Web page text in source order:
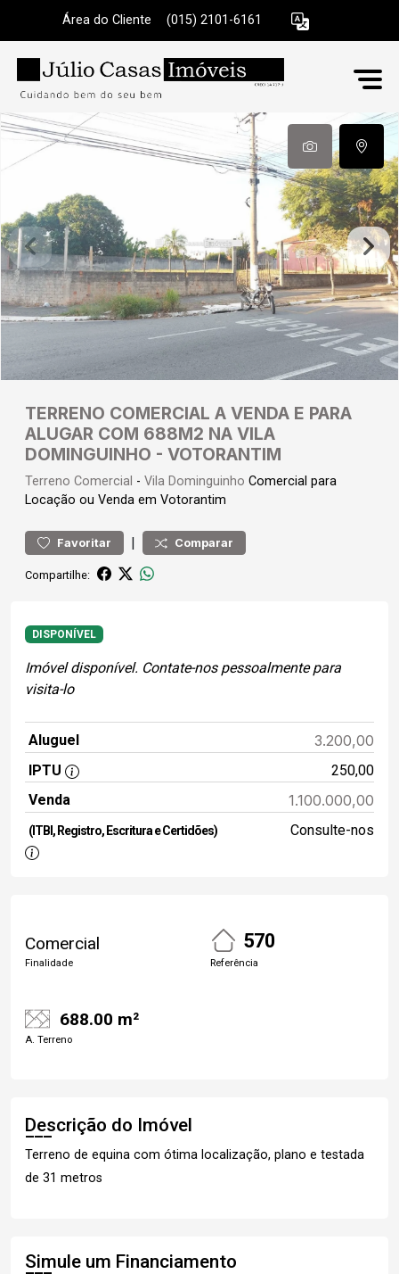
Área do Cliente (015) 2101-6161
TERRENO COMERCIAL A VENDA E PARA
ALUGAR COM 688M2 NA VILA
DOMINGUINHO - VOTORANTIM
Terreno Comercial - Vila Dominguinho Comercial para
Locação ou Venda em Votorantim
Favoritar | Comparar
Compartilhe:
DISPONÍVEL
Imóvel disponível. Contate-nos pessoalmente para
visita-lo
Aluguel 3.200,00
IPTU
250,00
Venda
1.100.000,00
(ITBI, Registro, Escritura e Certidões) Consulte-nos
Comercial
Finalidade
570
Referência
688.00 m²
A. Terreno
Descrição do Imóvel
Terreno de equina com ótima localização, plano e testada
de 31 metros
Simule um Financiamento